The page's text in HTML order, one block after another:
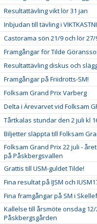
Resultattävling vikt lör 31 jan
Inbjudan till tävling i
Castorama sön 21/9 och lör 27/
Framgångar för Tilde
Resultattävling diskus och
Framgångar på Friidrotts-SM!
Folksam Grand Prix Varberg
Delta i Ärevarvet vid Folksam
Tårtkalas stundar den 2 juli kl
Biljetter släppta till Folksam
Folksam Grand Prix 22 juli -
på Påskbergsvallen
Grattis till USM-guldet Tilde!
Fina resultat på IJSM och
Fina framgångar på SM i
Kallelse till årsmöte onsdag 12/
Påskbergsgården